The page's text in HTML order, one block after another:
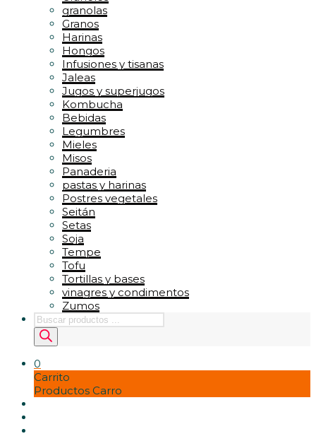
granolas
Granos
Harinas
Hongos
Infusiones y tisanas
Jaleas
Jugos y superjugos
Kombucha
Bebidas
Legumbres
Mieles
Misos
Panaderia
pastas y harinas
Postres vegetales
Seitán
Setas
Soja
Tempe
Tofu
Tortillas y bases
vinagres y condimentos
Zumos
Búsqueda
de
productos
0
Carrito
Productos Carro